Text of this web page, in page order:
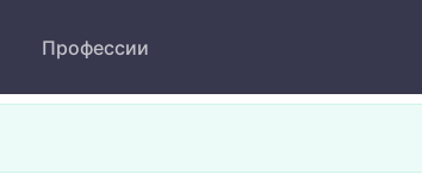
Профессии